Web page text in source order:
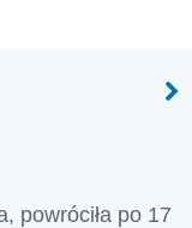
powróciła po 17